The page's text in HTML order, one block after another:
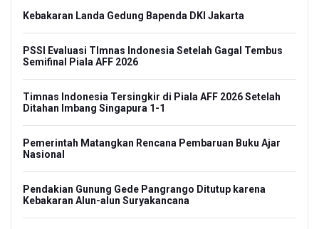
Kebakaran Landa Gedung Bapenda DKI Jakarta
PSSI Evaluasi TImnas Indonesia Setelah Gagal Tembus
Semifinal Piala AFF 2026
Timnas Indonesia Tersingkir di Piala AFF 2026 Setelah
Ditahan Imbang Singapura 1-1
Pemerintah Matangkan Rencana Pembaruan Buku Ajar
Nasional
Pendakian Gunung Gede Pangrango Ditutup karena
Kebakaran Alun-alun Suryakancana